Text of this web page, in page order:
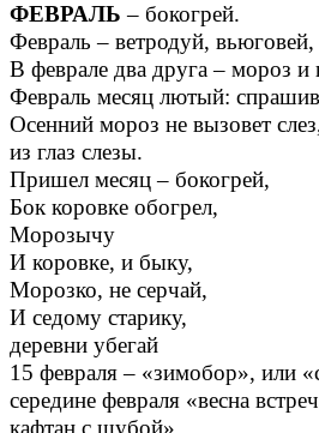
ФЕВРАЛЬ – бокогрей.
Февраль – ветродуй, вьюговей,
В феврале два друга – мороз и
Февраль месяц лютый:
Осенний мороз не вызовет
из глаз слезы.
Пришел месяц –
Бок коровке
Морозычу
И коровке, и
Морозко, не серчай,
И седому
деревни убегай
15 февраля – «зимобор», или
середине февраля «весна